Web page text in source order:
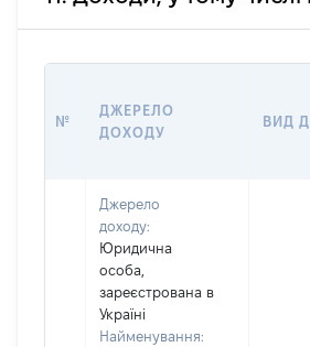
№
ДЖЕРЕЛО
ДОХОДУ
ВИД
Джерело
доходу:
Юридична
особа,
зареєстрована в
Україні
Найменування: